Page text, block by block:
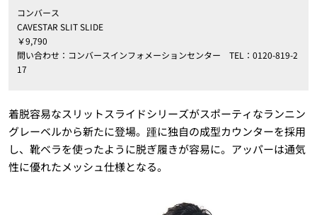
コンバース
CAVESTAR SLIT SLIDE
￥9,790
問い合わせ：コンバースインフォメーションセンター TEL：0120-819-2
17
着脱容易なスリットスライドシリーズがスポーティなランニン
グレーベルから新たに登場。踵に独自の成型カウンターを採用
し、靴ベラを使ったように脱ぎ履きが容易に。アッパーは通気
性に優れたメッシュ仕様となる。